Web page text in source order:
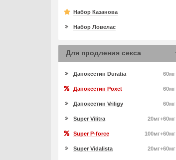
Набор Казанова
Набор Ловелас
Для продления секса
60мг
Дапоксетин Duratia
60мг
Дапоксетин Poxet
60мг
Дапоксетин Vriligy
20мг+60мг
Super Vilitra
100мг+60мг
Super P-force
20мг+60мг
Super Vidalista